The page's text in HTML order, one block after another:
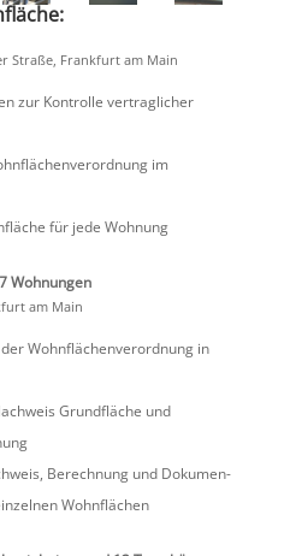
Straße, Frank­furt am Main
zur Kontrolle vertrag­li­cher
im
für jede Wohnung
Wohnungen
am Main
Wohnflä­chen­ver­ord­nung in
Grund­fläche und
Berech­nung und Dokumen­
Wohnflächen